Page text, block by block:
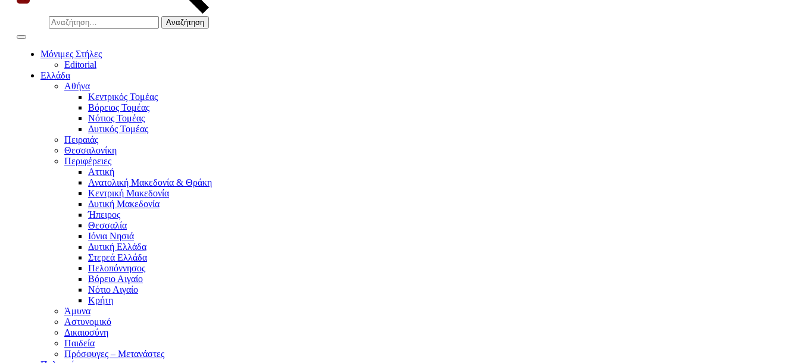
Αναζήτηση
για:
Μόνιμες Στήλες
Editorial
Ελλάδα
Αθήνα
Κεντρικός Τομέας
Βόρειος Τομέας
Νότιος Τομέας
Δυτικός Τομέας
Πειραιάς
Θεσσαλονίκη
Περιφέρειες
Αττική
Ανατολική Μακεδονία & Θράκη
Κεντρική Μακεδονία
Δυτική Μακεδονία
Ήπειρος
Θεσσαλία
Ιόνια Νησιά
Δυτική Ελλάδα
Στερεά Ελλάδα
Πελοπόννησος
Βόρειο Αιγαίο
Νότιο Αιγαίο
Κρήτη
Άμυνα
Αστυνομικό
Δικαιοσύνη
Παιδεία
Πρόσφυγες – Μετανάστες